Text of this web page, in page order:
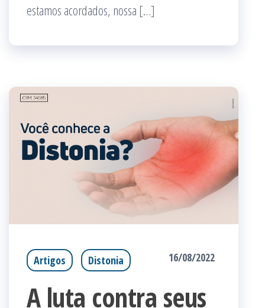
estamos acordados, nossa […]
Artigos Distonia 16/08/2022
A luta contra seus